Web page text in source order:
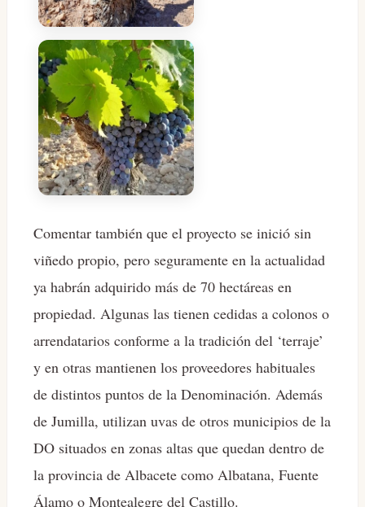
Comentar también que el proyecto se inició sin
viñedo propio, pero seguramente en la actualidad
ya habrán adquirido más de 70 hectáreas en
propiedad. Algunas las tienen cedidas a colonos o
arrendatarios conforme a la tradición del ‘terraje’
y en otras mantienen los proveedores habituales
de distintos puntos de la Denominación. Además
de Jumilla, utilizan uvas de otros municipios de la
DO situados en zonas altas que quedan dentro de
la provincia de Albacete como Albatana, Fuente
Álamo o Montealegre del Castillo.